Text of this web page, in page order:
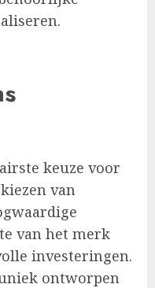
keuze voor
van
van het merk
investeringen.
ontworpen